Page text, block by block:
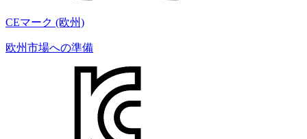
CEマーク (欧州)
欧州市場への準備